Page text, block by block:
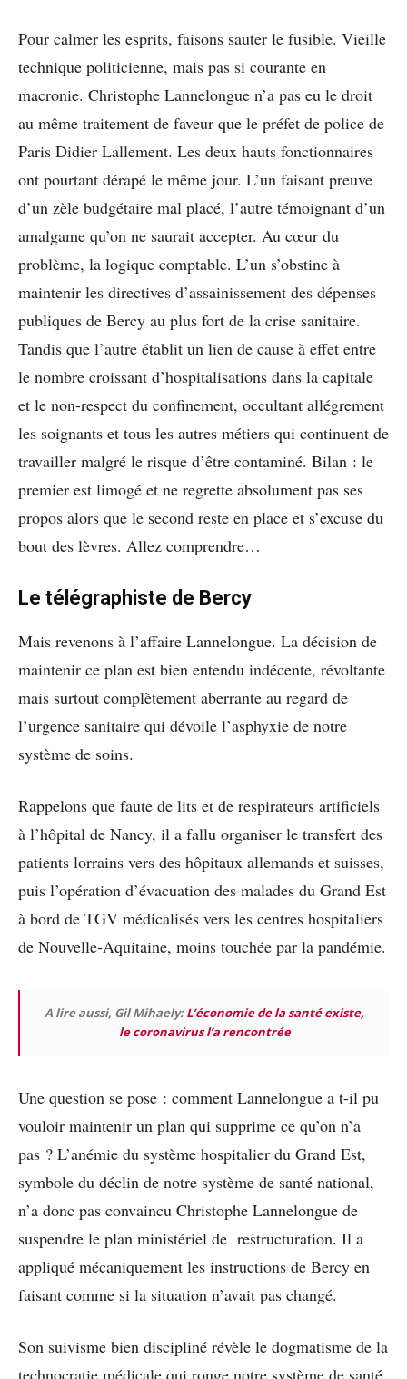
Pour calmer les esprits, faisons sauter le fusible. Vieille
technique politicienne, mais pas si courante en
macronie. Christophe Lannelongue n’a pas eu le droit
au même traitement de faveur que le préfet de police de
Paris Didier Lallement. Les deux hauts fonctionnaires
ont pourtant dérapé le même jour. L’un faisant preuve
d’un zèle budgétaire mal placé, l’autre témoignant d’un
amalgame qu’on ne saurait accepter. Au cœur du
problème, la logique comptable. L’un s’obstine à
maintenir les directives d’assainissement des dépenses
publiques de Bercy au plus fort de la crise sanitaire.
Tandis que l’autre établit un lien de cause à effet entre
le nombre croissant d’hospitalisations dans la capitale
et le non-respect du confinement, occultant allégrement
les soignants et tous les autres métiers qui continuent de
travailler malgré le risque d’être contaminé. Bilan : le
premier est limogé et ne regrette absolument pas ses
propos alors que le second reste en place et s’excuse du
bout des lèvres. Allez comprendre…
Le télégraphiste de Bercy
Mais revenons à l’affaire Lannelongue. La décision de
maintenir ce plan est bien entendu indécente, révoltante
mais surtout complètement aberrante au regard de
l’urgence sanitaire qui dévoile l’asphyxie de notre
système de soins.
Rappelons que faute de lits et de respirateurs artificiels
à l’hôpital de Nancy, il a fallu organiser le transfert des
patients lorrains vers des hôpitaux allemands et suisses,
puis l’opération d’évacuation des malades du Grand Est
à bord de TGV médicalisés vers les centres hospitaliers
de Nouvelle-Aquitaine, moins touchée par la pandémie.
A lire aussi, Gil Mihaely:L’économie de la santé existe,
le coronavirus l’a rencontrée
Une question se pose : comment Lannelongue a t-il pu
vouloir maintenir un plan qui supprime ce qu’on n’a
pas ? L’anémie du système hospitalier du Grand Est,
symbole du déclin de notre système de santé national,
n’a donc pas convaincu Christophe Lannelongue de
suspendre le plan ministériel de restructuration. Il a
appliqué mécaniquement les instructions de Bercy en
faisant comme si la situation n’avait pas changé.
Son suivisme bien discipliné révèle le dogmatisme de la